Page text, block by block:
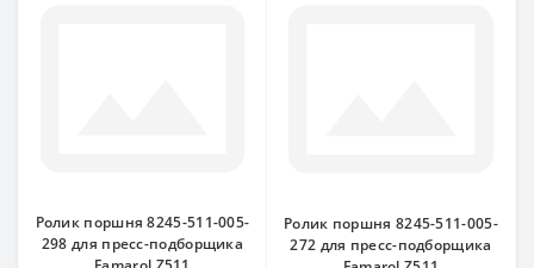
Ролик поршня 8245-511-005-
298 для пресс-подборщика
Ролик поршня 8245-511-005-
272 для пресс-подборщика